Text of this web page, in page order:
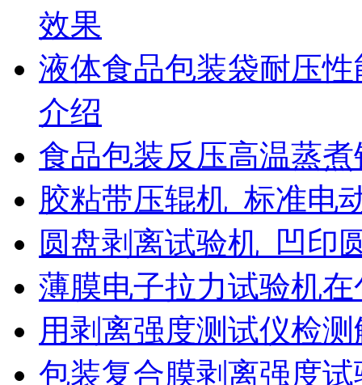
效果
液体食品包装袋耐压
介绍
食品包装反压高温蒸
胶粘带压辊机_标准电
圆盘剥离试验机_凹印
薄膜电子拉力试验机
用剥离强度测试仪检
包装复合膜剥离强度